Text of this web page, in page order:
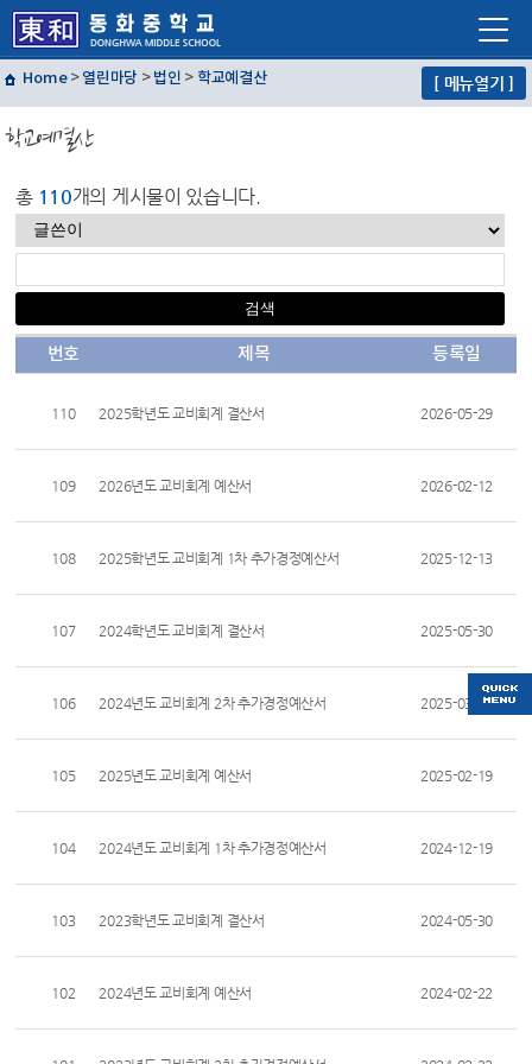
교육프로그램
Home>열린마당 >법인 > 학교예결산 [ 메뉴열기 ]
학교예결산
총 110개의 게시물이 있습니다.
번호 제목 등록일
110 2025학년도 교비회계 결산서 2026-05-29
109 2026년도 교비회계 예산서 2026-02-12
108 2025학년도 교비회계 1차 추가경정예산서 2025-12-13
107 2024학년도 교비회계 결산서 2025-05-30
106 2024년도 교비회계 2차 추가경정예산서 2025-03-24
105 2025년도 교비회계 예산서 2025-02-19
104 2024년도 교비회계 1차 추가경정예산서 2024-12-19
103 2023학년도 교비회계 결산서 2024-05-30
102 2024년도 교비회계 예산서 2024-02-22